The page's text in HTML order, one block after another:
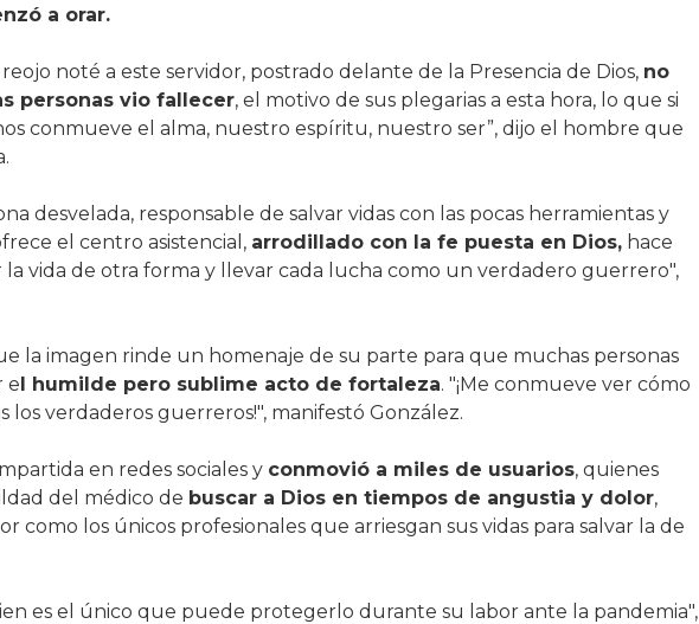
a orar.
noté a este servidor, postrado delante de la Presencia de Dios, no
personas vio fallecer, el motivo de sus plegarias a esta hora, lo que si
conmueve el alma, nuestro espíritu, nuestro ser”, dijo el hombre que
desvelada, responsable de salvar vidas con las pocas herramientas y
el centro asistencial, arrodillado con la fe puesta en Dios,hace
vida de otra forma y llevar cada lucha como un verdadero guerrero",
la imagen rinde un homenaje de su parte para que muchas personas
el humilde pero sublime acto de fortaleza. "¡Me conmueve ver cómo
los verdaderos guerreros!", manifestó González.
en redes sociales y conmovió a miles de usuarios, quienes
del médico de buscar a Dios en tiempos de angustia y dolor,
como los únicos profesionales que arriesgan sus vidas para salvar la de
es el único que puede protegerlo durante su labor ante la pandemia",